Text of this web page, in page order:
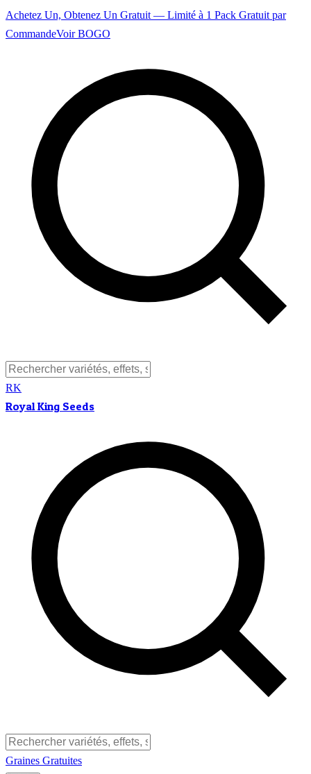
Achetez Un, Obtenez Un Gratuit — Limité à 1 Pack Gratuit par
CommandeVoir BOGO
RK
Royal King Seeds
Graines Gratuites